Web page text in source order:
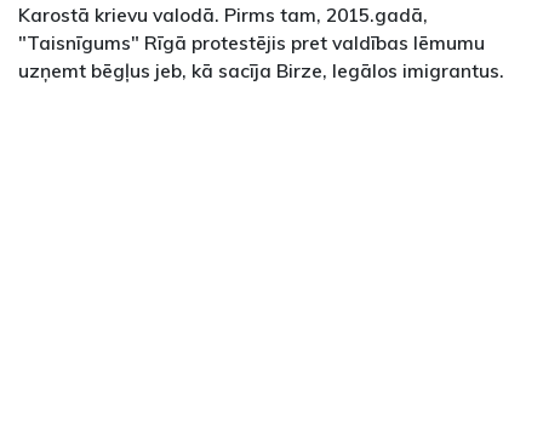
Karostā krievu valodā. Pirms tam, 2015.gadā,
"Taisnīgums" Rīgā protestējis pret valdības lēmumu
uzņemt bēgļus jeb, kā sacīja Birze, legālos imigrantus.